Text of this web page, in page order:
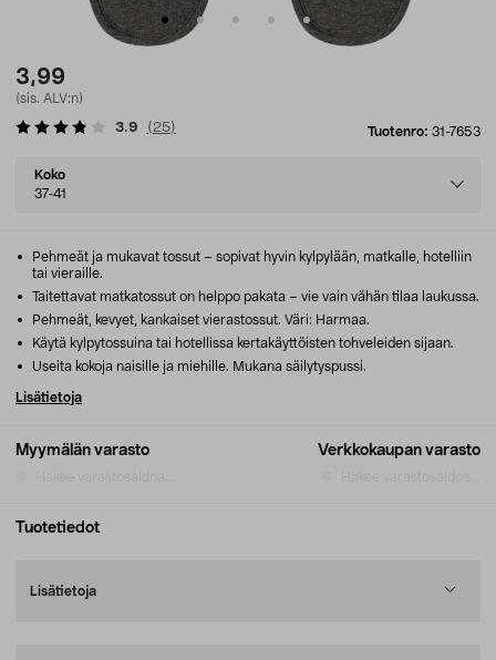
3,99
(sis. ALV:n)
Tuotenro: 31-7653
3.9 ( 25)
Select
variant
Koko
37-41
Myymälän varasto Verkkokaupan varasto
Pehmeät ja mukavat tossut – sopivat hyvin kylpylään, matkalle, hotelliin
tai vieraille.
Taitettavat matkatossut on helppo pakata – vie vain vähän tilaa laukussa.
Pehmeät, kevyet, kankaiset vierastossut. Väri: Harmaa.
Käytä kylpytossuina tai hotellissa kertakäyttöisten tohveleiden sijaan.
Useita kokoja naisille ja miehille. Mukana säilytyspussi.
Lisätietoja
Tuotetiedot
Lisätietoja